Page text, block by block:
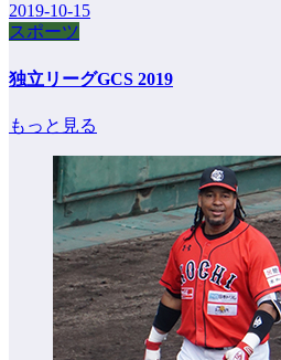
2019-10-15
スポーツ
独立リーグGCS 2019
もっと見る